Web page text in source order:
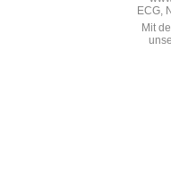
ECG,
Mit